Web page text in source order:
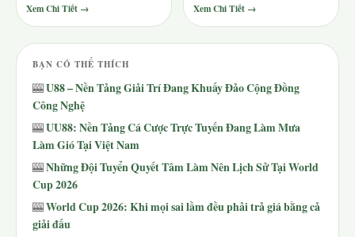
Xem Chi Tiết → Xem Chi Tiết →
BẠN CÓ THỂ THÍCH
🎰U88 – Nền Tảng Giải Trí Đang Khuấy Đảo Cộng Đồng
Công Nghệ
🎰UU88: Nền Tảng Cá Cược Trực Tuyến Đang Làm Mưa
Làm Gió Tại Việt Nam
🎰Những Đội Tuyển Quyết Tâm Làm Nên Lịch Sử Tại World
Cup 2026
🎰World Cup 2026: Khi mọi sai lầm đều phải trả giá bằng cả
giải đấu